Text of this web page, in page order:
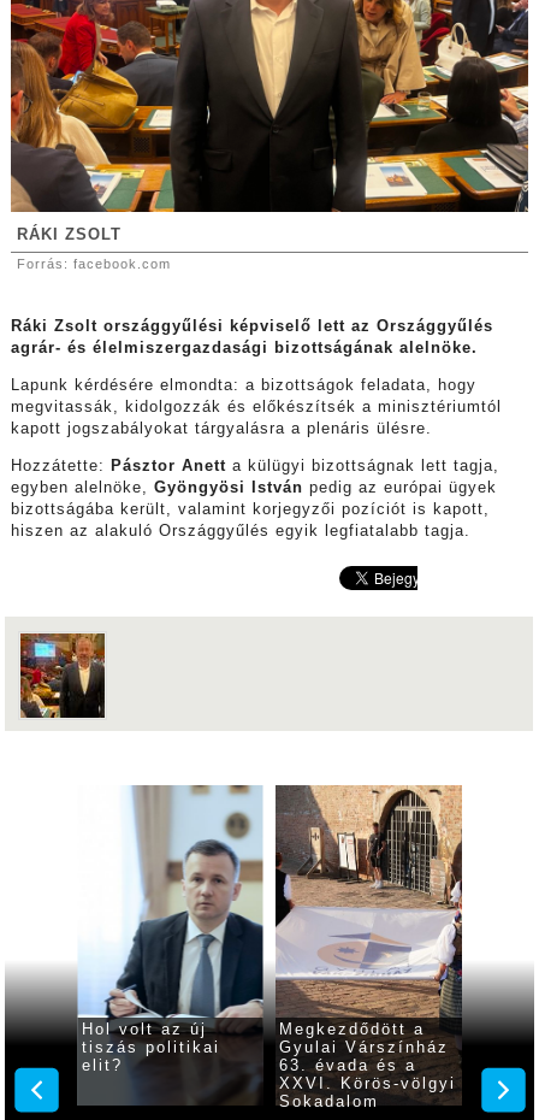
RÁKI ZSOLT
Forrás: facebook.com
Ráki Zsolt országgyűlési képviselő lett az Országgyűlés
agrár- és élelmiszergazdasági bizottságának alelnöke.
Lapunk kérdésére elmondta: a bizottságok feladata, hogy
megvitassák, kidolgozzák és előkészítsék a minisztériumtól
kapott jogszabályokat tárgyalásra a plenáris ülésre.
Hozzátette: Pásztor Anett a külügyi bizottságnak lett tagja,
egyben alelnöke, Gyöngyösi István pedig az európai ügyek
bizottságába került, valamint korjegyzői pozíciót is kapott,
hiszen az alakuló Országgyűlés egyik legfiatalabb tagja.
Hol volt az új
tiszás politikai
elit?
Megkezdődött a
Gyulai Várszínház
63. évada és a
XXVI. Körös-völgyi
Sokadalom
Zsolt